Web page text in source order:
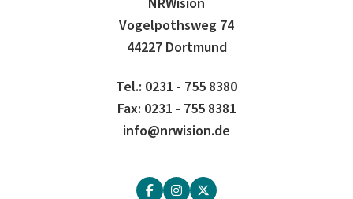
Vogelpothsweg 74
44227 Dortmund
Tel.: 0231 - 755 8380
Fax: 0231 - 755 8381
info@nrwision.de